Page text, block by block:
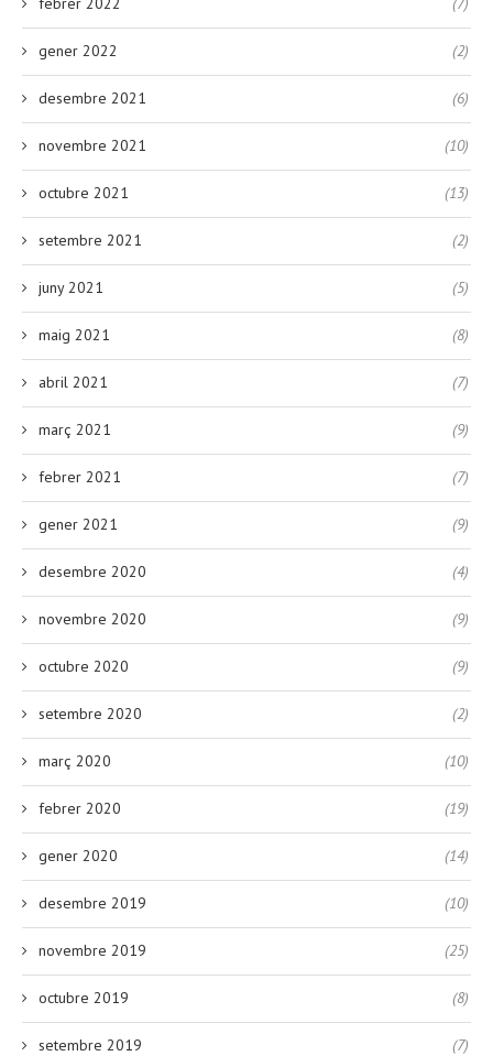
gener 2022 (2)
desembre 2021 (6)
novembre 2021 (10)
octubre 2021 (13)
setembre 2021 (2)
juny 2021 (5)
maig 2021 (8)
abril 2021 (7)
març 2021 (9)
febrer 2021 (7)
gener 2021 (9)
desembre 2020 (4)
novembre 2020 (9)
octubre 2020 (9)
setembre 2020 (2)
març 2020 (10)
febrer 2020 (19)
gener 2020 (14)
desembre 2019 (10)
novembre 2019 (25)
octubre 2019 (8)
setembre 2019 (7)